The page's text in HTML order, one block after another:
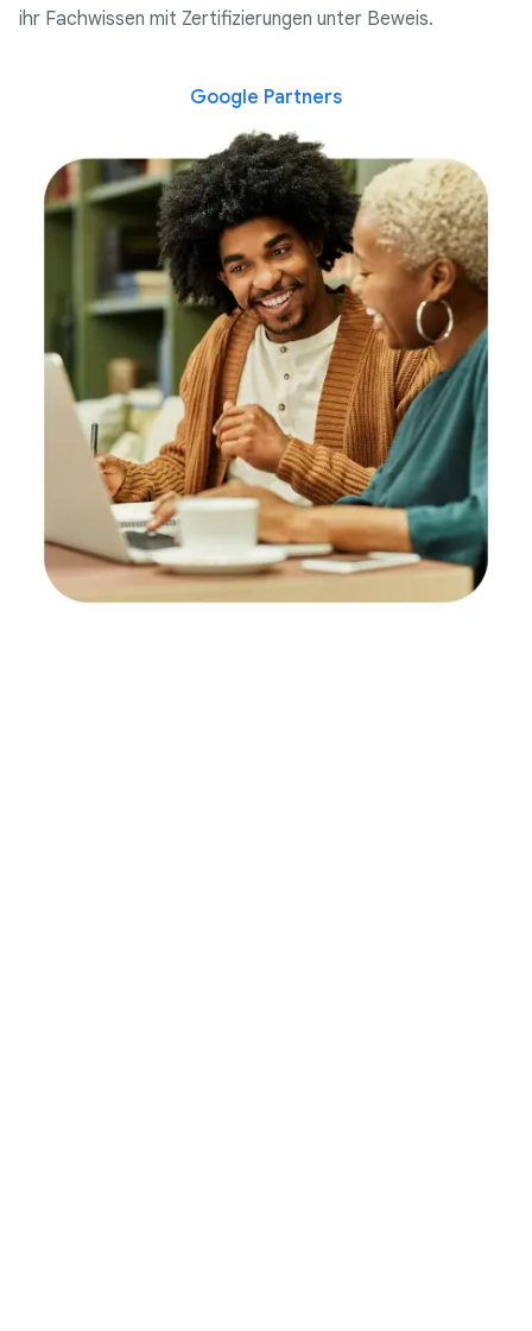
ihr Fachwissen mit Zertifizierungen unter Beweis.
Google Partners